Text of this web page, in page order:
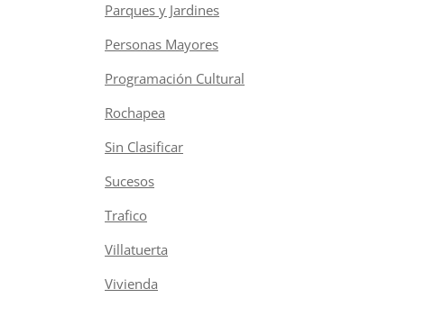
Parques y Jardines
Personas Mayores
Programación Cultural
Rochapea
Sin Clasificar
Sucesos
Trafico
Villatuerta
Vivienda